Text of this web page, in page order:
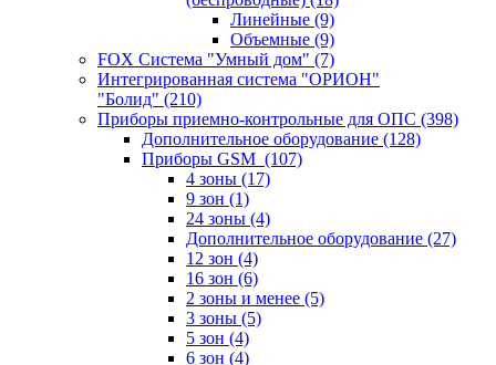
Линейные (9)
Объемные (9)
FOX Система "Умный дом" (7)
Интегрированная система "ОРИОН"
"Болид" (210)
Приборы приемно-контрольные для ОПС (398)
Дополнительное оборудование (128)
Приборы GSM (107)
4 зоны (17)
9 зон (1)
24 зоны (4)
Дополнительное оборудование (27)
12 зон (4)
16 зон (6)
2 зоны и менее (5)
3 зоны (5)
5 зон (4)
6 зон (4)